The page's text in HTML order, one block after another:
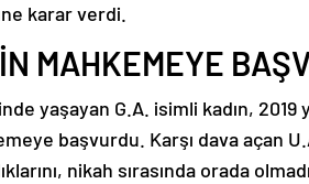
karar verdi.
MAHKEMEYE
yaşayan G.A. isimli kadın, 2019
başvurdu. Karşı dava açan
nikah sırasında orada